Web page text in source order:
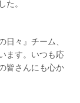
た。
日々』チーム、
ます。いつも応
皆さんにも心か